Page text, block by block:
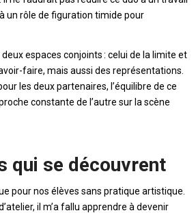
un rôle de figuration timide pour
espaces conjoints : celui de la limite et
faire, mais aussi des représentations.
les deux partenaires, l’équilibre de ce
constante de l’autre sur la scène
qui se découvrent
pour nos élèves sans pratique artistique.
il m’a fallu apprendre à devenir